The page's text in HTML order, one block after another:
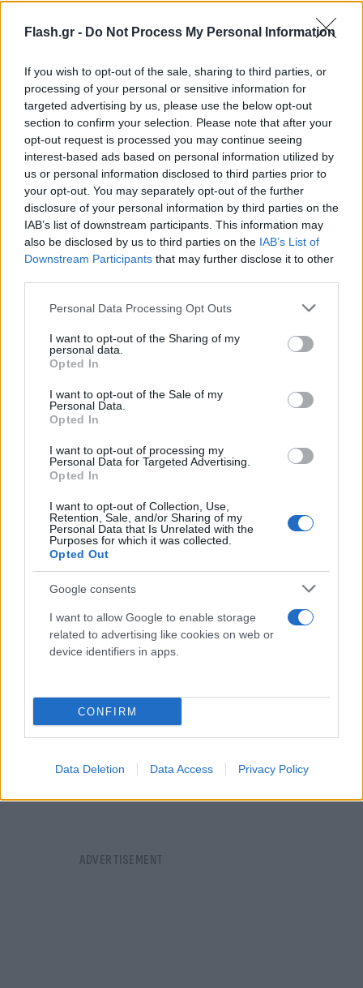
Flash.gr - Do Not Process My Personal Information
If you wish to opt-out of the sale, sharing to third parties, or
processing of your personal or sensitive information for
targeted advertising by us, please use the below opt-out
section to confirm your selection. Please note that after your
opt-out request is processed you may continue seeing
interest-based ads based on personal information utilized by
us or personal information disclosed to third parties prior to
your opt-out. You may separately opt-out of the further
disclosure of your personal information by third parties on the
IAB’s list of downstream participants. This information may
also be disclosed by us to third parties on the IAB’s List of
Downstream Participants that may further disclose it to other
Please note that this website/app uses one or more Google
not limited to your visit or usage behaviour. You may click to
grant or deny consent to Google and its third-party tags to
use your data for below specified purposes in below Google
consent section.
Personal Data Processing Opt Outs
I want to opt-out of the Sharing of my
personal data.
Opted In
I want to opt-out of the Sale of my
Personal Data.
Opted In
I want to opt-out of processing my
Personal Data for Targeted Advertising.
Opted In
I want to opt-out of Collection, Use,
Retention, Sale, and/or Sharing of my
Personal Data that Is Unrelated with the
Purposes for which it was collected.
Opted Out
Google consents
I want to allow Google to enable storage
related to advertising like cookies on web or
device identifiers in apps.
CONFIRM
Data Deletion Data Access Privacy Policy
Το Ισραήλ κάλεσε τους κατοίκους της Γάζας να
μετακινηθούν προς τον νότο
Οι Παλαιστίνιοι ανακοίνωσαν ότι έλαβαν νέες
προειδοποιήσεις από τον στρατό του Ισραήλ να
απομακρυνθούν από το βόρειο τμήμα της Λωρίδας
της Γάζας προς το νότιο, με την προσθετη
προειδοποίηση ότι αν δεν το πράξουν, ενδέχεται
να θεωρηθούν υποστηρικτές «τρομοκρατικής
Το μήνυμα αυτό μεταδόθηκε με φυλλάδια τα οποία
έφεραν το όνομα και τον λογότυπο των Ισραηλινών
Αμυντικών Δυνάμεων και εστάλη μέσω ηχητικών
στη Γάζα.
«Επείγουσα προειδοποίηση προς τους κατοίκους
της Γάζας. Η παρουσία σας βόρεια της Γουάντι
να μην φύγει από τη βόρεια Γάζα (προς τις
περιοχές) νότια της Γουάντι Γάζα ενδέχεται να
ταυτοποιηθεί ως συνεργός τρομοκρατικής